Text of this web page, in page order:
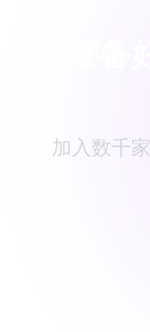
加入数千